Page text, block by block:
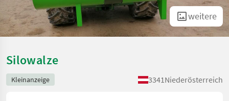
weitere
Silowalze
Kleinanzeige 3341Niederösterreich